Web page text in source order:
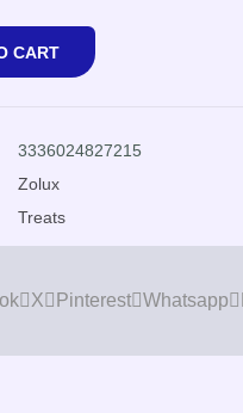
CART
3336024827215
Zolux
Treats
X Pinterest Whatsapp